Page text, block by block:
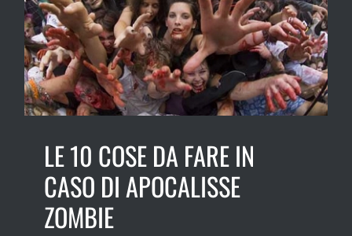
LE 10 COSE DA FARE IN
CASO DI APOCALISSE
ZOMBIE